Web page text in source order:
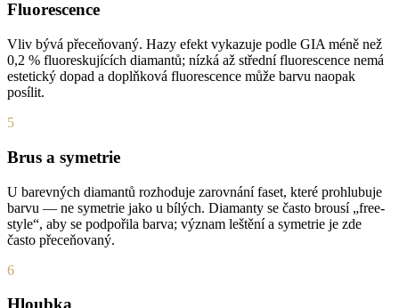
Fluorescence
Vliv bývá přeceňovaný. Hazy efekt vykazuje podle GIA méně než
0,2 % fluoreskujících diamantů; nízká až střední fluorescence nemá
estetický dopad a doplňková fluorescence může barvu naopak
posílit.
5
Brus a symetrie
U barevných diamantů rozhoduje zarovnání faset, které prohlubuje
barvu — ne symetrie jako u bílých. Diamanty se často brousí „free-
style“, aby se podpořila barva; význam leštění a symetrie je zde
často přeceňovaný.
6
Hloubka